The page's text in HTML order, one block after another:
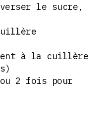
le sucre,
à la cuillère
2 fois pour